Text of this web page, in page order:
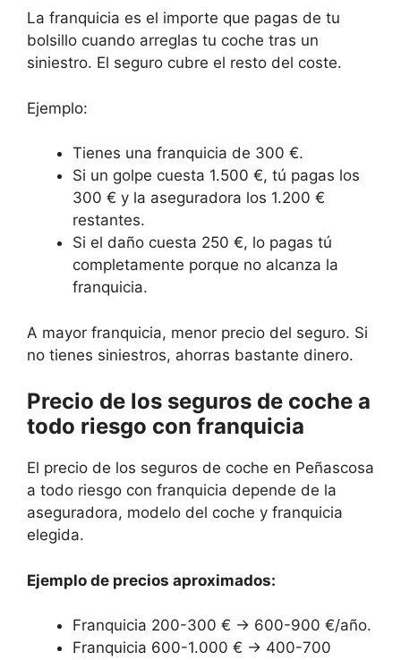
La franquicia es el importe que pagas de tu
bolsillo cuando arreglas tu coche tras un
siniestro. El seguro cubre el resto del coste.
Ejemplo:
Tienes una franquicia de 300 €.
Si un golpe cuesta 1.500 €, tú pagas los
300 € y la aseguradora los 1.200 €
restantes.
Si el daño cuesta 250 €, lo pagas tú
completamente porque no alcanza la
franquicia.
A mayor franquicia, menor precio del seguro. Si
no tienes siniestros, ahorras bastante dinero.
Precio de los seguros de coche a
todo riesgo con franquicia
El precio de los seguros de coche en Peñascosa
a todo riesgo con franquicia depende de la
aseguradora, modelo del coche y franquicia
elegida.
Ejemplo de precios aproximados:
Franquicia 200-300 € → 600-900 €/año.
Franquicia 600-1.000 € → 400-700